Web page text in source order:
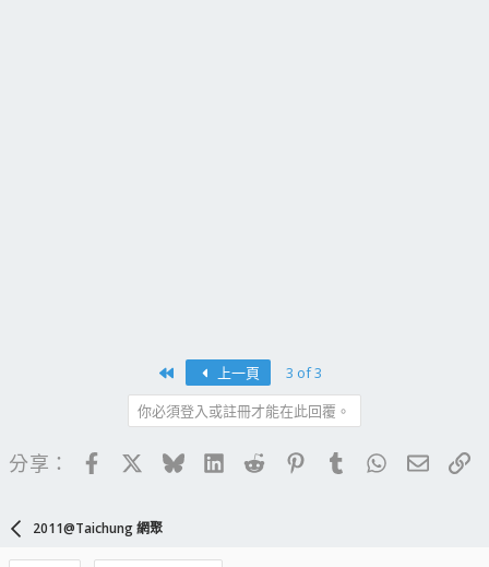
上一頁
3 of 3
你必須登入或註冊才能在此回覆。
分享： FacebookBlueskyLinkedIn
Reddit PinterestTumblrWhatsApp
電子
2011@Taichung 網聚